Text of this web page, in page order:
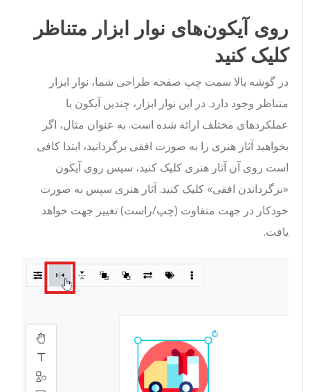
روی آیکون‌های نوار ابزار متناظر
کلیک کنید
در گوشه بالا سمت چپ صفحه طراحی شما، نوار ابزار
متناظر وجود دارد. در این نوار ابزار، چندین آیکون با
عملکردهای مختلف ارائه شده است. به عنوان مثال، اگر
بخواهید آثار هنری را به صورت افقی برگردانید، ابتدا کافی
است روی آن آثار هنری کلیک کنید، سپس روی آیکون
«برگرداندن افقی» کلیک کنید. آثار هنری سپس به صورت
خودکار در جهت متفاوت (چپ/راست) تغییر جهت خواهد
یافت.